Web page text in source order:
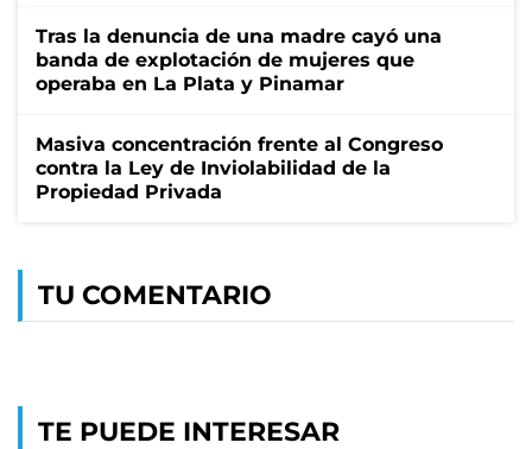
Tras la denuncia de una madre cayó una
banda de explotación de mujeres que
operaba en La Plata y Pinamar
Masiva concentración frente al Congreso
contra la Ley de Inviolabilidad de la
Propiedad Privada
TU COMENTARIO
TE PUEDE INTERESAR